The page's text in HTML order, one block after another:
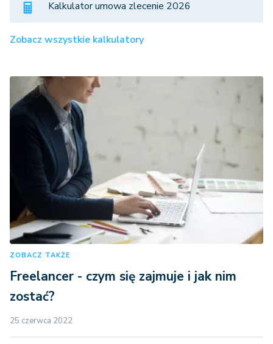
Kalkulator umowa zlecenie 2026
Zobacz wszystkie kalkulatory
ZOBACZ TAKŻE
Freelancer - czym się zajmuje i jak nim
zostać?
25 czerwca 2022